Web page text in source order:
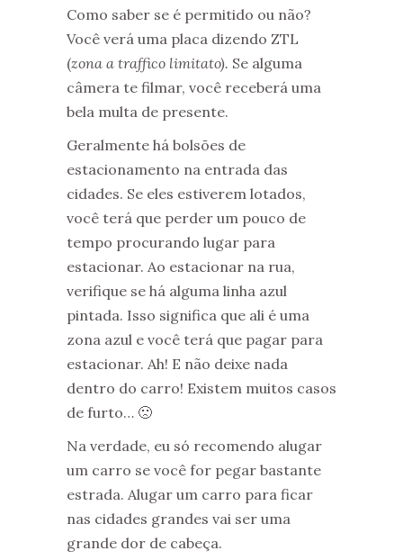
Como saber se é permitido ou não?
Você verá uma placa dizendo ZTL
(zona a traffico limitato). Se alguma
câmera te filmar, você receberá uma
bela multa de presente.
Geralmente há bolsões de
estacionamento na entrada das
cidades. Se eles estiverem lotados,
você terá que perder um pouco de
tempo procurando lugar para
estacionar. Ao estacionar na rua,
verifique se há alguma linha azul
pintada. Isso significa que ali é uma
zona azul e você terá que pagar para
estacionar. Ah! E não deixe nada
dentro do carro! Existem muitos casos
de furto… 🙁
Na verdade, eu só recomendo alugar
um carro se você for pegar bastante
estrada. Alugar um carro para ficar
nas cidades grandes vai ser uma
grande dor de cabeça.